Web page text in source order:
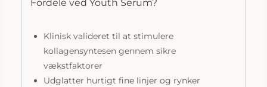
Fordele ved Youth Serum?
Klinisk valideret til at stimulere
kollagensyntesen gennem sikre
vækstfaktorer
Udglatter hurtigt fine linjer og rynker